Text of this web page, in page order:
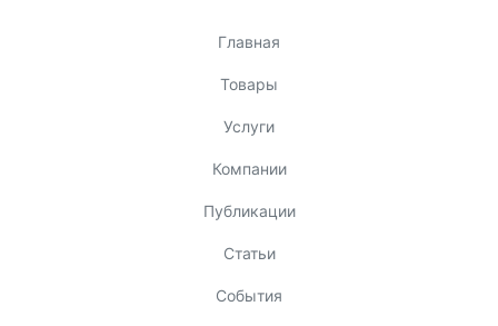
Главная
Товары
Услуги
Компании
Публикации
Статьи
События